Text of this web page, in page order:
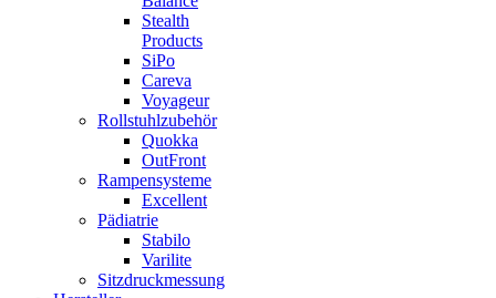
Stealth
Products
SiPo
Careva
Voyageur
Rollstuhlzubehör
Quokka
OutFront
Rampensysteme
Excellent
Pädiatrie
Stabilo
Varilite
Sitzdruckmessung